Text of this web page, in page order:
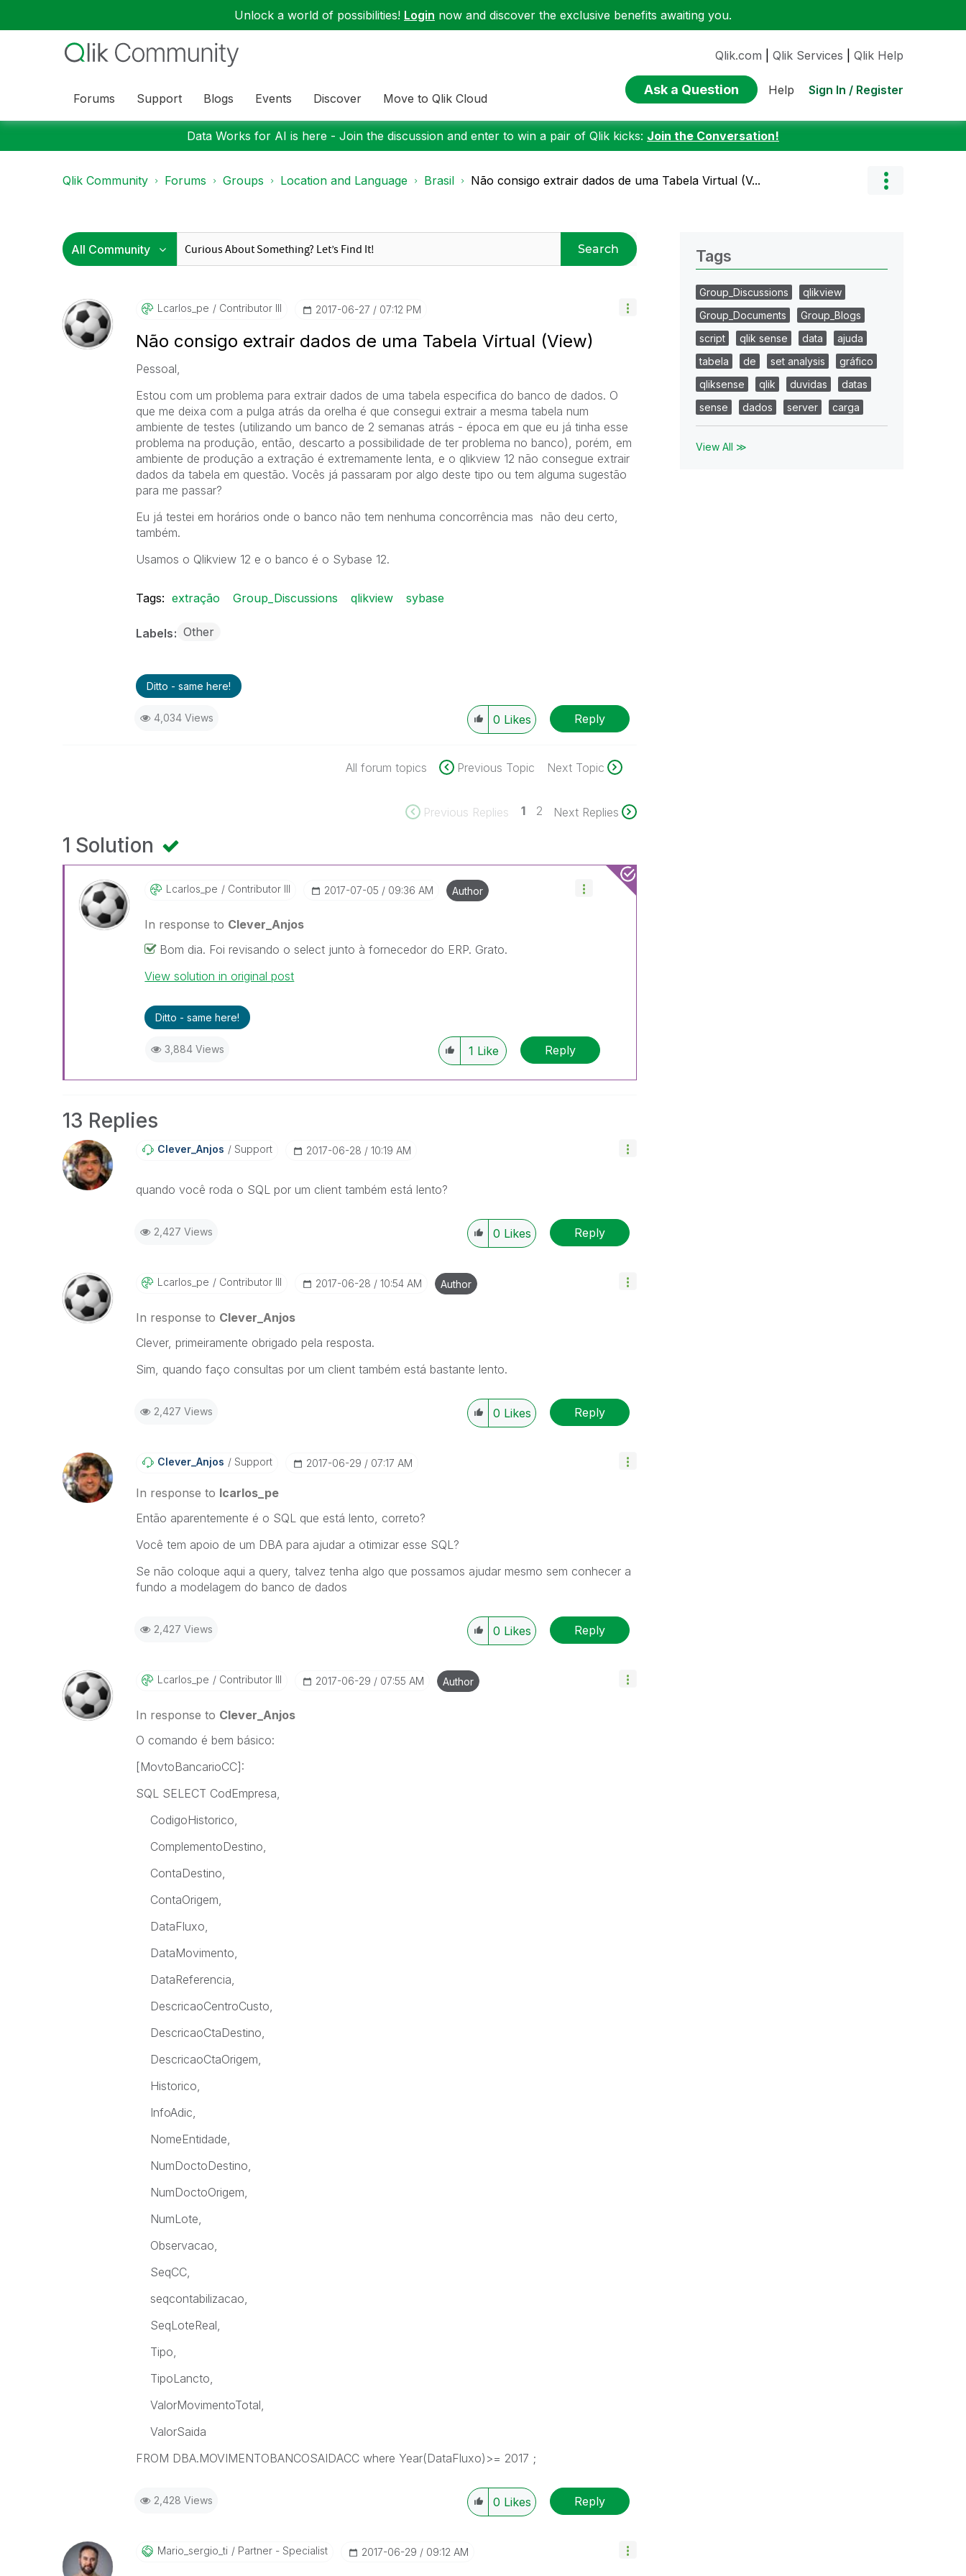
Unlock a world of possibilities! Login now and discover the exclusive benefits awaiting you.
Forums Support Blogs Events Discover Move to Qlik Cloud
Qlik.com Qlik Services Qlik Help
Ask a Question Help Sign In / Register
Data Works for AI is here - Join the discussion and enter to win a pair of Qlik kicks: Join the Conversation!
Qlik Community Forums Groups Location and Language Brasil Não consigo extrair dados de uma Tabela Virtual (V...
Search
Lcarlos_pe Contributor III ‎2017-06-27 07:12 PM
Não consigo extrair dados de uma Tabela Virtual (View)
Pessoal,
Estou com um problema para extrair dados de uma tabela especifica do banco de dados. O
que me deixa com a pulga atrás da orelha é que consegui extrair a mesma tabela num
ambiente de testes (utilizando um banco de 2 semanas atrás - época em que eu já tinha esse
problema na produção, então, descarto a possibilidade de ter problema no banco), porém, em
ambiente de produção a extração é extremamente lenta, e o qlikview 12 não consegue extrair
dados da tabela em questão. Vocês já passaram por algo deste tipo ou tem alguma sugestão
para me passar?
Eu já testei em horários onde o banco não tem nenhuma concorrência mas não deu certo,
também.
Usamos o Qlikview 12 e o banco é o Sybase 12.
Tags: extração Group_Discussions qlikview sybase
Labels Other
Ditto - same here!
4,034 Views 0 Likes Reply
All forum topics Previous Topic Next Topic
Previous Replies 1 2 Next Replies
1 Solution
Lcarlos_pe Contributor III ‎2017-07-05 09:36 AM Author
In response to Clever_Anjos
Bom dia. Foi revisando o select junto à fornecedor do ERP. Grato.
View solution in original post
Ditto - same here!
3,884 Views 1 Like Reply
13 Replies
Clever_Anjos Support ‎2017-06-28 10:19 AM
quando você roda o SQL por um client também está lento?
2,427 Views 0 Likes Reply
Lcarlos_pe Contributor III ‎2017-06-28 10:54 AM Author
In response to Clever_Anjos
Clever, primeiramente obrigado pela resposta.
Sim, quando faço consultas por um client também está bastante lento.
2,427 Views 0 Likes Reply
Clever_Anjos Support ‎2017-06-29 07:17 AM
In response to lcarlos_pe
Então aparentemente é o SQL que está lento, correto?
Você tem apoio de um DBA para ajudar a otimizar esse SQL?
Se não coloque aqui a query, talvez tenha algo que possamos ajudar mesmo sem conhecer a
fundo a modelagem do banco de dados
2,427 Views 0 Likes Reply
Lcarlos_pe Contributor III ‎2017-06-29 07:55 AM Author
In response to Clever_Anjos
O comando é bem básico:
[MovtoBancarioCC]:
SQL SELECT CodEmpresa,
CodigoHistorico,
ComplementoDestino,
ContaDestino,
ContaOrigem,
DataFluxo,
DataMovimento,
DataReferencia,
DescricaoCentroCusto,
DescricaoCtaDestino,
DescricaoCtaOrigem,
Historico,
InfoAdic,
NomeEntidade,
NumDoctoDestino,
NumDoctoOrigem,
NumLote,
Observacao,
SeqCC,
seqcontabilizacao,
SeqLoteReal,
Tipo,
TipoLancto,
ValorMovimentoTotal,
ValorSaida
FROM DBA.MOVIMENTOBANCOSAIDACC where Year(DataFluxo)>= 2017 ;
2,428 Views 0 Likes Reply
Mario_sergio_ti Partner - Specialist ‎2017-06-29 09:12 AM
Tags
Group_Discussions
qlikview
Group_Documents
Group_Blogs
script
qlik sense data
ajuda
tabela
de set analysis
gráfico
qliksense
qlik duvidas
datas
sense
dados server carga
View All ≫